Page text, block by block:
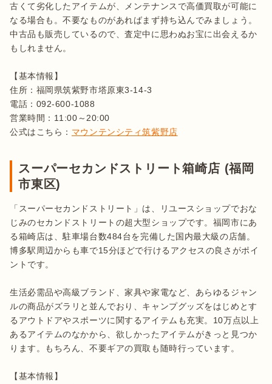
古くて劣化したアイテムが、メンテナンスで高価買取が可能に
なる場合も。不要なものがあればまず持ち込んでみましょう。
中古品も販売しているので、査定中に思わぬお宝に出会えるか
もしれません。
【基本情報】
住所：福岡県筑紫野市塔原東3-14-3
電話：092-600-1088
営業時間：11:00～20:00
公式はこちら： マウンテンシティ筑紫野店
スーパーセカンドストリート箱崎店 (福岡
市東区)
「スーパーセカンドストリート」は、リユースショップでおな
じみのセカンドストリートの超大型ショップです。福岡市にあ
る箱崎店は、駐車場台数484台を完備した国内最大級の店舗。
博多駅周辺からも車で15分ほどで行けるアクセスの良さがポイ
ントです。
生活必需品や高級ブランド、家具や家電など、あらゆるジャン
ルの商品がズラリと並んでおり、キャンプグッズをはじめとす
るアウトドアやスポーツに関するアイテムも充実。10万点以上
あるアイテムのなかから、欲しかったアイテムがきっと見つか
ります。もちろん、不要ギアの買取も随時行っています。
【基本情報】